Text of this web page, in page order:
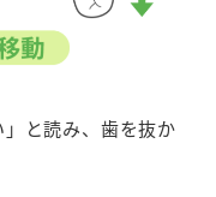
と読み、歯を抜か